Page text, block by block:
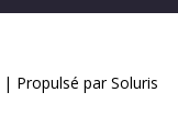
| Propulsé par Soluris